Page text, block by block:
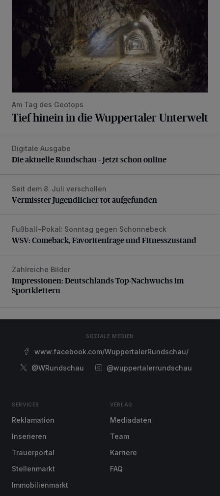
Am Tag des Geotops
Tief hinein in die Wuppertaler Unterwelt
Die aktuelle Rundschau – jetzt schon online
Digitale Ausgabe
Die aktuelle Rundschau – jetzt schon online
Vermisster Jugendlicher tot aufgefunden
Seit dem 8. Juli verschollen
Vermisster Jugendlicher tot aufgefunden
WSV: Comeback, Favoritenfrage und Fitnesszustand
Fußball-Pokal: Sonntag gegen Schonnebeck
WSV: Comeback, Favoritenfrage und Fitnesszustand
Impressionen: Deutschlands Top-Nachwuchs im
Zahlreiche Bilder
Impressionen: Deutschlands Top-Nachwuchs im
Sportklettern
SOZIALE MEDIEN
www.facebook.com/WuppertalerRundschau/
@WRundschau
@wuppertalerrundschau
SERVICES
Reklamation
Inserieren
Trauerportal
Stellenmarkt
Immobilienmarkt
VERLAG
Mediadaten
Team
Karriere
FAQ